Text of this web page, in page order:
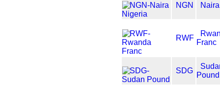
NGN
RWF
Franc
SDG
Pound